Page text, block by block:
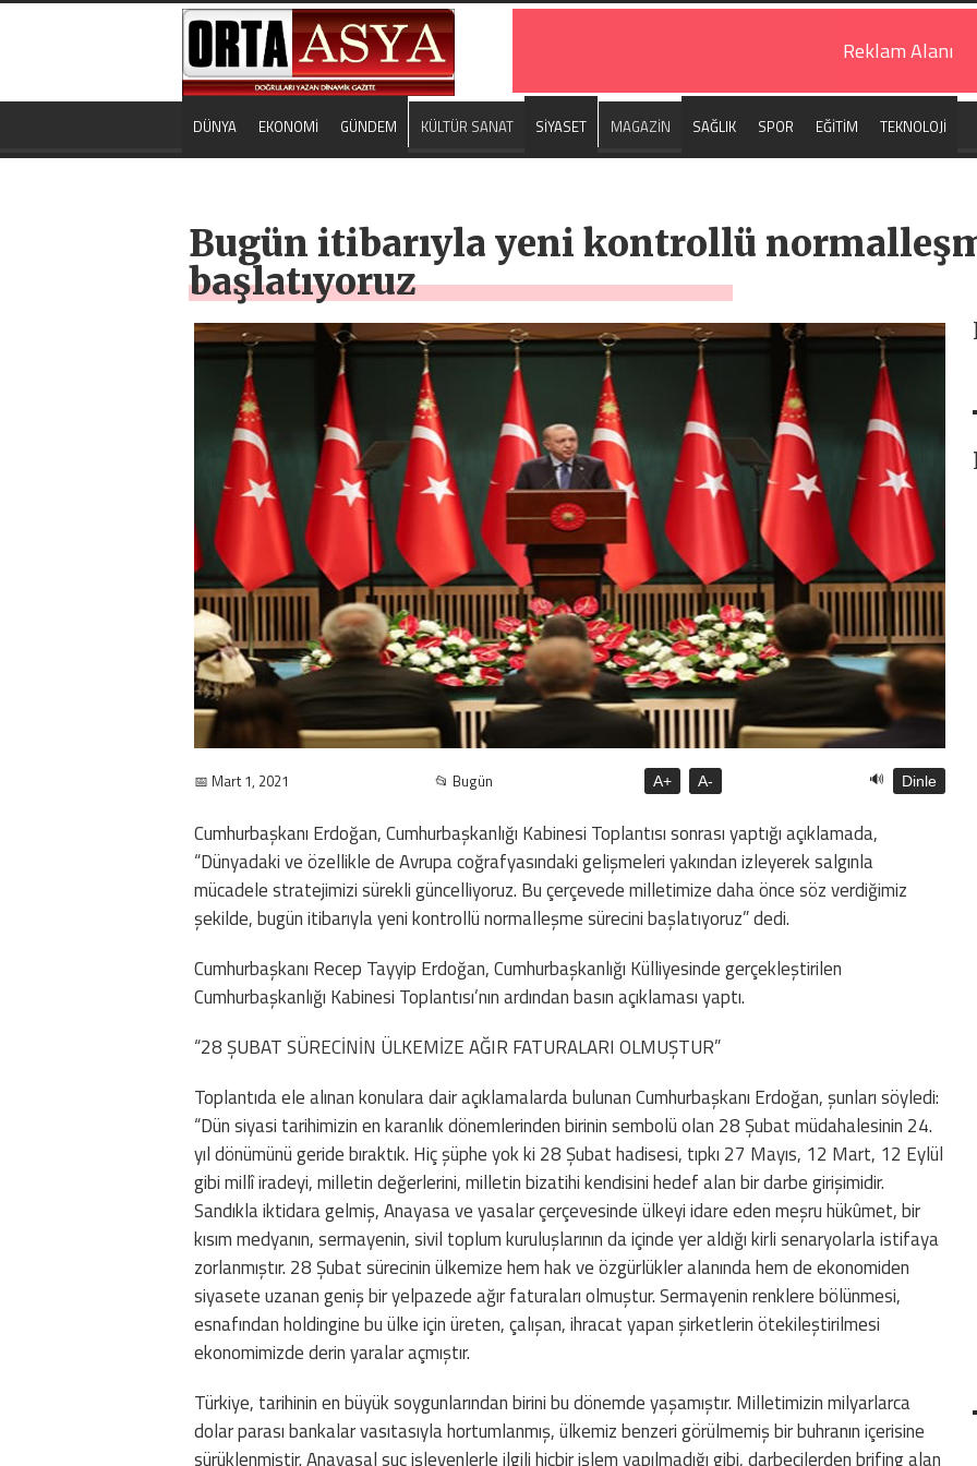
Reklam Alanı
DÜNYA EKONOMİ GÜNDEM KÜLTÜR SANAT SİYASET MAGAZİN SAĞLIK SPOR EĞİTİM TEKNOLOJİ
Bugün itibarıyla yeni kontrollü
başlatıyoruz
📅 Mart 1, 2021 📂 Bugün A+ A- 🔊 Dinle
Cumhurbaşkanı Erdoğan, Cumhurbaşkanlığı Kabinesi Toplantısı sonrası yaptığı açıklamada,
“Dünyadaki ve özellikle de Avrupa coğrafyasındaki gelişmeleri yakından izleyerek salgınla
mücadele stratejimizi sürekli güncelliyoruz. Bu çerçevede milletimize daha önce söz verdiğimiz
şekilde, bugün itibarıyla yeni kontrollü normalleşme sürecini başlatıyoruz” dedi.
Cumhurbaşkanı Recep Tayyip Erdoğan, Cumhurbaşkanlığı Külliyesinde gerçekleştirilen
Cumhurbaşkanlığı Kabinesi Toplantısı’nın ardından basın açıklaması yaptı.
“28 ŞUBAT SÜRECİNİN ÜLKEMİZE AĞIR FATURALARI OLMUŞTUR”
Toplantıda ele alınan konulara dair açıklamalarda bulunan Cumhurbaşkanı Erdoğan, şunları söyledi:
“Dün siyasi tarihimizin en karanlık dönemlerinden birinin sembolü olan 28 Şubat müdahalesinin 24.
yıl dönümünü geride bıraktık. Hiç şüphe yok ki 28 Şubat hadisesi, tıpkı 27 Mayıs, 12 Mart, 12 Eylül
gibi millî iradeyi, milletin değerlerini, milletin bizatihi kendisini hedef alan bir darbe girişimidir.
Sandıkla iktidara gelmiş, Anayasa ve yasalar çerçevesinde ülkeyi idare eden meşru hükûmet, bir
kısım medyanın, sermayenin, sivil toplum kuruluşlarının da içinde yer aldığı kirli senaryolarla istifaya
zorlanmıştır. 28 Şubat sürecinin ülkemize hem hak ve özgürlükler alanında hem de ekonomiden
siyasete uzanan geniş bir yelpazede ağır faturaları olmuştur. Sermayenin renklere bölünmesi,
esnafından holdingine bu ülke için üreten, çalışan, ihracat yapan şirketlerin ötekileştirilmesi
ekonomimizde derin yaralar açmıştır.
Türkiye, tarihinin en büyük soygunlarından birini bu dönemde yaşamıştır. Milletimizin milyarlarca
dolar parası bankalar vasıtasıyla hortumlanmış, ülkemiz benzeri görülmemiş bir buhranın içerisine
sürüklenmiştir. Anayasal suç işleyenlerle ilgili hiçbir işlem yapılmadığı gibi, darbecilerden brifing alan